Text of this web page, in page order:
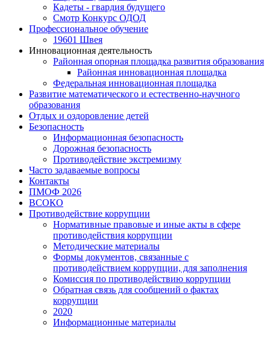
Кадеты - гвардия будущего
Смотр Конкурс ОДОД
Профессиональное обучение
19601 Швея
Инновационная деятельность
Районная опорная площадка развития образования
Районная инновационная площадка
Федеральная инновационная площадка
Развитие математического и естественно-научного
образования
Отдых и оздоровление детей
Безопасность
Информационная безопасность
Дорожная безопасность
Противодействие экстремизму
Часто задаваемые вопросы
Контакты
ПМОФ 2026
ВСОКО
Противодействие коррупции
Нормативные правовые и иные акты в сфере
противодействия коррупции
Методические материалы
Формы документов, связанные с
противодействием коррупции, для заполнения
Комиссия по противодействию коррупции
Обратная связь для сообщений о фактах
коррупции
2020
Информационные материалы